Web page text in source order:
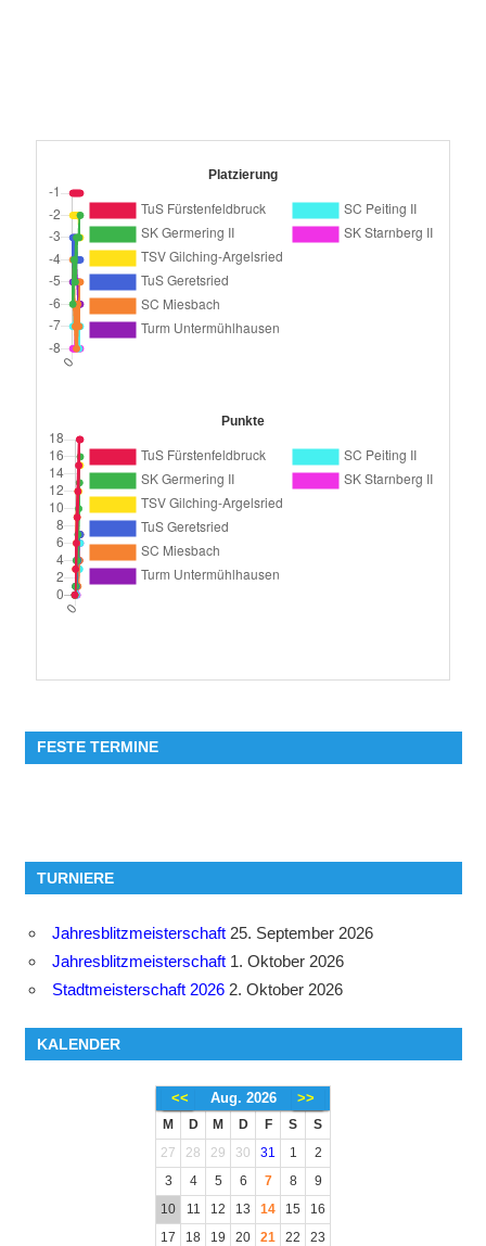
Platzierung
Punkte
FESTE TERMINE
TURNIERE
Jahresblitzmeisterschaft 25. September 2026
Jahresblitzmeisterschaft 1. Oktober 2026
Stadtmeisterschaft 2026 2. Oktober 2026
KALENDER
<< Aug. 2026 >>
M D M D F S
S
27
28 29 30 31 1
2
3
4 5 6 7 8
9
10
11 12 13 14 15
16
17
18 19 20 21 22
23